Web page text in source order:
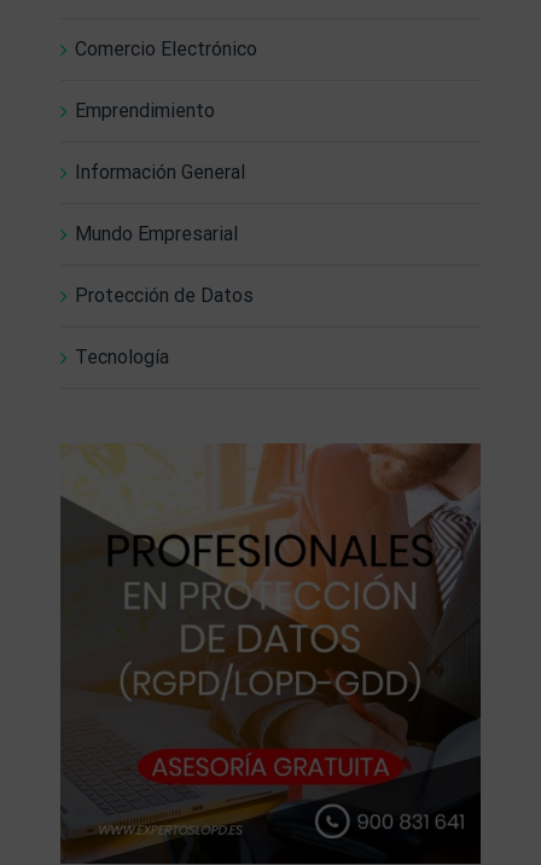
Comercio Electrónico
Emprendimiento
Información General
Mundo Empresarial
Protección de Datos
Tecnología